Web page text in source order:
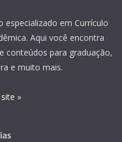
especializado em Currículo
Aqui você encontra
conteúdos para graduação,
e muito mais.
»